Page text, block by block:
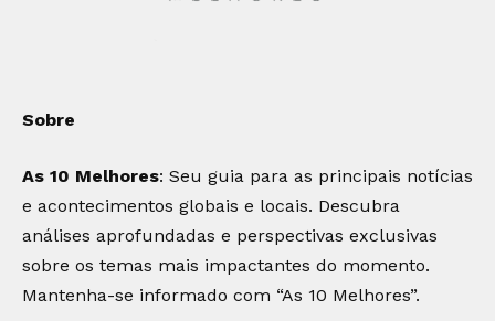
Sobre
As 10 Melhores: Seu guia para as principais notícias
e acontecimentos globais e locais. Descubra
análises aprofundadas e perspectivas exclusivas
sobre os temas mais impactantes do momento.
Mantenha-se informado com “As 10 Melhores”.